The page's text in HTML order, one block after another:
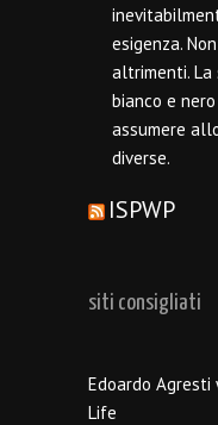
esigenza.
altrimenti.
bianco e
assumere
diverse.
ISPWP
siti consigliati
Edoardo Agresti
Life